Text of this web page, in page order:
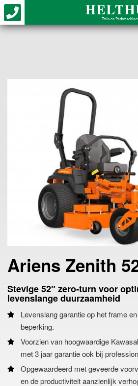
Ariens Zenith
Stevige 52″ zero‑turn voor
levenslange duurzaamheid
Levenslang garantie op het frame
beperking.
Voorzien van hoogwaardige
met 3 jaar garantie ook bij
Opgewaardeerd met geveerde
en de productiviteit aanzienlijk